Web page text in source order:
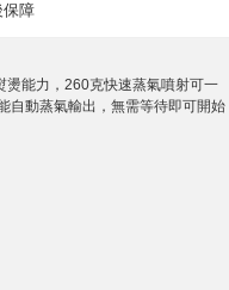
保障
能力，260克快速蒸氣噴射可一
自動蒸氣輸出，無需等待即可開始